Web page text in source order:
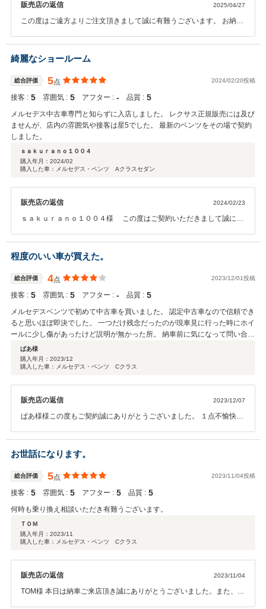
販売店の返信 2025/04/27
この度はご遠方よりご注文頂きまして誠に有難うございます。 お納車
て誠に有難うございました。 また何がございましたらお気軽にご連絡
心よりお待ち申し上げます。 誠に有難うございました。
綺麗なショールーム
総合評価 5点 2024/02/20投稿
接客 : 5 雰囲気 : 5 アフター : ‐ 品質 : 5
メルセデス中古車専門と知らずに入店しました。 レクサス正規販売には及び
ませんが、店内の雰囲気や接客は星5でした。 最新のベンツをその場で契約
しました。
ｓａｋｕｒａｎｏ１００４
購入年月： 2024/02
購入した車：メルセデス・ベンツ Aクラスセダン
販売店の返信 2024/02/23
ｓａｋｕｒａｎｏ１００４様 この度はご契約いただきまして誠にあ
このような高い評価をいただきまして、社員一同心から感謝しており
ます。何かお困りの際はぜひお気軽にお立ち寄りください。今後と
も、どうぞ宜しくお願い致します。
程度のいい車が買えた。
総合評価 4点 2023/12/01投稿
接客 : 5 雰囲気 : 5 アフター : ‐ 品質 : 5
メルセデスベンツで初めて中古車を買いました。 認定中古車なので信頼でき
ると思いほぼ即決でした。 一つだけ残念だったのが現車見に行った時にホイ
ールに少し傷があったけど説明が無かった所。 納車前に気になって問い合わ
せたら1箇所小さい傷が ありますとの事でした。 事前に聞いていたら良かっ
たですがそこだけが 少し残念ポイントです。 それ以外は良くしてもらった
ので満足できる担当の方でした。
ぱあ様
購入年月： 2023/12
購入した車：メルセデス・ベンツ Cクラス
販売店の返信 2023/12/07
ぱあ様様この度もご契約誠にありがとうございました。 １点不愉快な
どうぞ宜しくお願い致します。
お世話になります。
総合評価 5点 2023/11/04投稿
接客 : 5 雰囲気 : 5 アフター : 5 品質 : 5
何時も乗り換え相談いただき有難うございます。
ＴＯＭ
購入年月： 2023/11
購入した車：メルセデス・ベンツ Cクラス
販売店の返信 2023/11/04
TOM様 本日は納車ご来店頂き誠にありがとうございました。また、今